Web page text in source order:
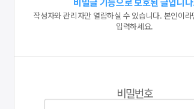
작성자와 관리자만 열람하실 수 있습니다. 본인이
입력하세요.
비밀번호